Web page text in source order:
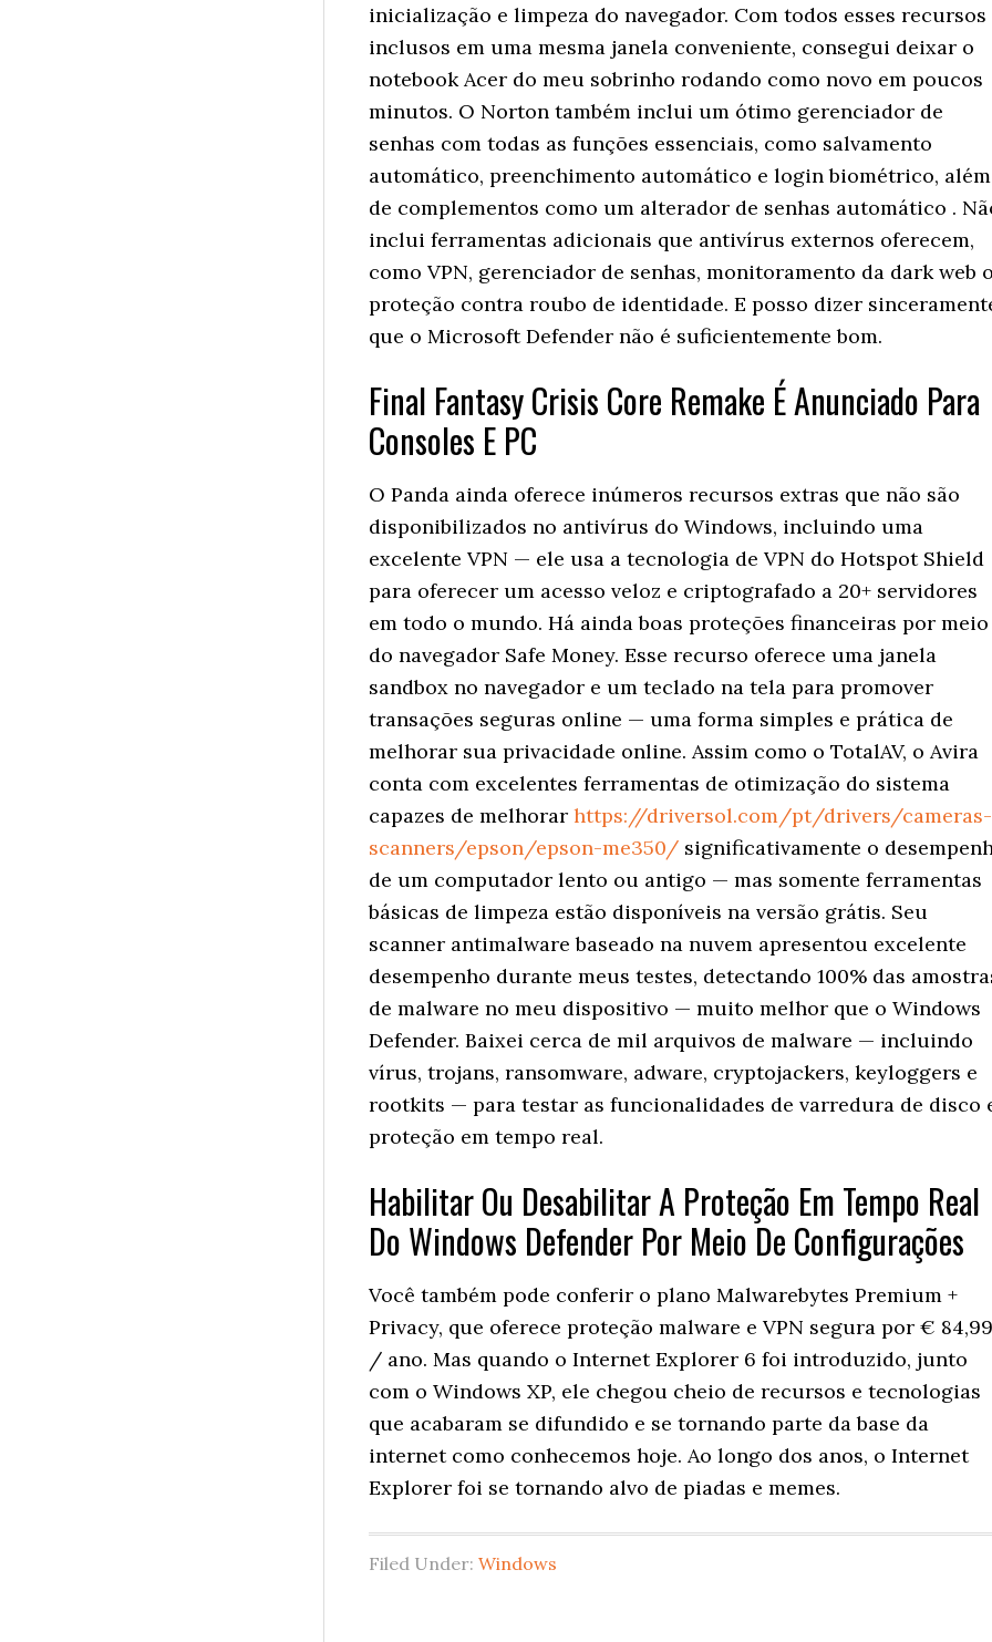
inicialização e limpeza do navegador. Com todos esses recursos
inclusos em uma mesma janela conveniente, consegui deixar o
notebook Acer do meu sobrinho rodando como novo em poucos
minutos. O Norton também inclui um ótimo gerenciador de
senhas com todas as funções essenciais, como salvamento
automático, preenchimento automático e login biométrico, além
de complementos como um alterador de senhas automático .
inclui ferramentas adicionais que antivírus externos oferecem,
como VPN, gerenciador de senhas, monitoramento da dark web
proteção contra roubo de identidade. E posso dizer
que o Microsoft Defender não é suficientemente bom.
Final Fantasy Crisis Core Remake É Anunciado Para
Consoles E PC
O Panda ainda oferece inúmeros recursos extras que não são
disponibilizados no antivírus do Windows, incluindo uma
excelente VPN — ele usa a tecnologia de VPN do Hotspot Shield
para oferecer um acesso veloz e criptografado a 20+ servidores
em todo o mundo. Há ainda boas proteções financeiras por meio
do navegador Safe Money. Esse recurso oferece uma janela
sandbox no navegador e um teclado na tela para promover
transações seguras online — uma forma simples e prática de
melhorar sua privacidade online. Assim como o TotalAV, o Avira
conta com excelentes ferramentas de otimização do sistema
capazes de melhorar https://driversol.com/pt/drivers/cameras-
scanners/epson/epson-me350/ significativamente o
de um computador lento ou antigo — mas somente ferramentas
básicas de limpeza estão disponíveis na versão grátis. Seu
scanner antimalware baseado na nuvem apresentou excelente
desempenho durante meus testes, detectando 100% das
de malware no meu dispositivo — muito melhor que o Windows
Defender. Baixei cerca de mil arquivos de malware — incluindo
vírus, trojans, ransomware, adware, cryptojackers, keyloggers e
rootkits — para testar as funcionalidades de varredura de disco
proteção em tempo real.
Habilitar Ou Desabilitar A Proteção Em Tempo Real
Do Windows Defender Por Meio De Configurações
Você também pode conferir o plano Malwarebytes Premium +
Privacy, que oferece proteção malware e VPN segura por € 84,99
/ ano. Mas quando o Internet Explorer 6 foi introduzido, junto
com o Windows XP, ele chegou cheio de recursos e tecnologias
que acabaram se difundido e se tornando parte da base da
internet como conhecemos hoje. Ao longo dos anos, o Internet
Explorer foi se tornando alvo de piadas e memes.
Filed Under: Windows